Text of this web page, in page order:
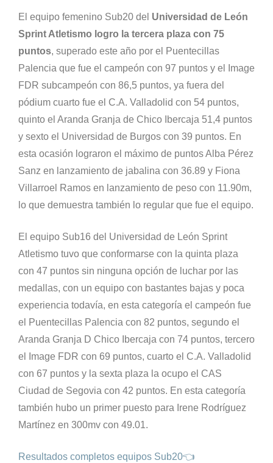
El equipo femenino Sub20 del Universidad de León
Sprint Atletismo logro la tercera plaza con 75
puntos, superado este año por el Puentecillas
Palencia que fue el campeón con 97 puntos y el Image
FDR subcampeón con 86,5 puntos, ya fuera del
pódium cuarto fue el C.A. Valladolid con 54 puntos,
quinto el Aranda Granja de Chico Ibercaja 51,4 puntos
y sexto el Universidad de Burgos con 39 puntos. En
esta ocasión lograron el máximo de puntos Alba Pérez
Sanz en lanzamiento de jabalina con 36.89 y Fiona
Villarroel Ramos en lanzamiento de peso con 11.90m,
lo que demuestra también lo regular que fue el equipo.
El equipo Sub16 del Universidad de León Sprint
Atletismo tuvo que conformarse con la quinta plaza
con 47 puntos sin ninguna opción de luchar por las
medallas, con un equipo con bastantes bajas y poca
experiencia todavía, en esta categoría el campeón fue
el Puentecillas Palencia con 82 puntos, segundo el
Aranda Granja D Chico Ibercaja con 74 puntos, tercero
el Image FDR con 69 puntos, cuarto el C.A. Valladolid
con 67 puntos y la sexta plaza la ocupo el CAS
Ciudad de Segovia con 42 puntos. En esta categoría
también hubo un primer puesto para Irene Rodríguez
Martínez en 300mv con 49.01.
Resultados completos equipos Sub20👈